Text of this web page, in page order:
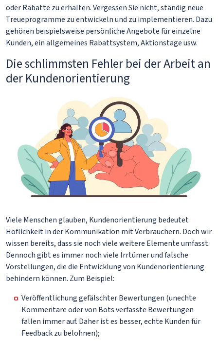
oder Rabatte zu erhalten. Vergessen Sie nicht, ständig neue
Treueprogramme zu entwickeln und zu implementieren. Dazu
gehören beispielsweise persönliche Angebote für einzelne
Kunden, ein allgemeines Rabattsystem, Aktionstage usw.
Die schlimmsten Fehler bei der Arbeit an
der Kundenorientierung
Viele Menschen glauben, Kundenorientierung bedeutet
Höflichkeit in der Kommunikation mit Verbrauchern. Doch wir
wissen bereits, dass sie noch viele weitere Elemente umfasst.
Dennoch gibt es immer noch viele Irrtümer und falsche
Vorstellungen, die die Entwicklung von Kundenorientierung
behindern können. Zum Beispiel:
Veröffentlichung gefälschter Bewertungen (unechte
Kommentare oder von Bots verfasste Bewertungen
fallen immer auf. Daher ist es besser, echte Kunden für
Feedback zu belohnen);